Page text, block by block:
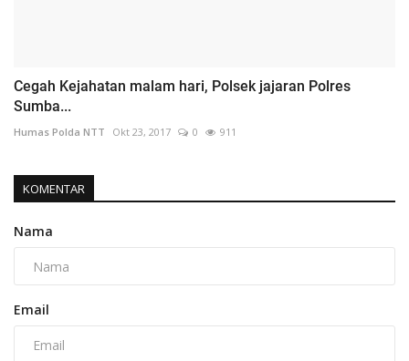
Cegah Kejahatan malam hari, Polsek jajaran Polres
Sumba...
Humas Polda NTT Okt 23, 2017 0 911
KOMENTAR
Nama
Email